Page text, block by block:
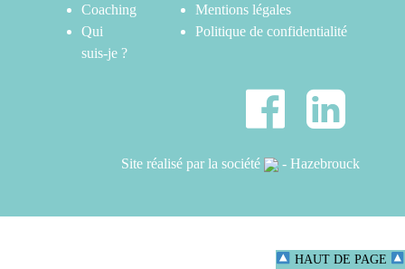
HAUT DE PAGE
Coaching
Qui
suis-je ?
Mentions légales
Politique de confidentialité
Site réalisé par la société - Hazebrouck